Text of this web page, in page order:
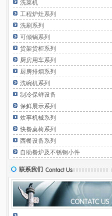
洗菜机
工程炉灶系列
洗刷系列
可倾锅系列
货架货柜系列
厨房用车系列
厨房排烟系列
洗碗机系列
制冷保鲜设备
保鲜展示系列
炊事机械系列
快餐桌椅系列
西餐设备系列
自助餐炉及不锈钢小件